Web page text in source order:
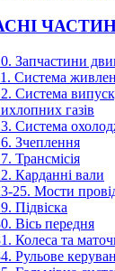
Запчастини
Система
Система
газів
Система
Зчеплення
Трансмісія
Карданні вали
25. Мости
Підвіска
Вісь передня
Колеса та
Рульове